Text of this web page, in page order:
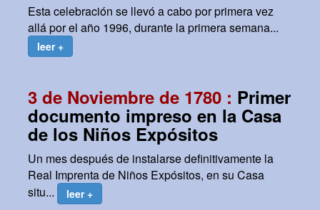
Esta celebración se llevó a cabo por primera vez
allá por el año 1996, durante la primera semana...
leer +
3 de Noviembre de 1780 : Primer
documento impreso en la Casa
de los Niños Expósitos
Un mes después de instalarse definitivamente la
Real Imprenta de Niños Expósitos, en su Casa
situ...
leer +